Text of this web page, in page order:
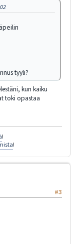
tyyli?
kun kaiku
toki opastaa
!
!
#3